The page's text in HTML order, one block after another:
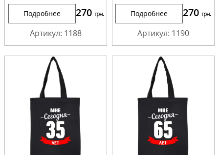
Подробнее 270 грн.
Артикул: 1188
Подробнее 270 грн.
Артикул: 1190